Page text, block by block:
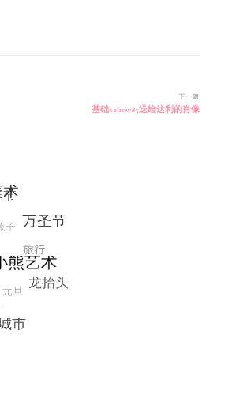
下一篇
基础s2l10w85送给达利的肖像